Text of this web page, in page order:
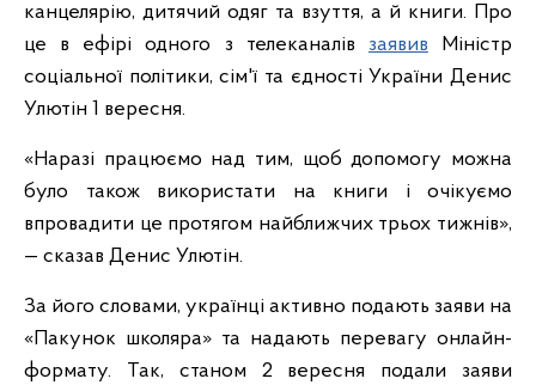
канцелярію, дитячий одяг та взуття, а й книги. Про
це в ефірі одного з телеканалів заявив Міністр
соціальної політики, сім'ї та єдності України Денис
Улютін 1 вересня.
«Наразі працюємо над тим, щоб допомогу можна
було також використати на книги і очікуємо
впровадити це протягом найближчих трьох тижнів»,
— сказав Денис Улютін.
За його словами, українці активно подають заяви на
«Пакунок школяра» та надають перевагу онлайн-
формату. Так, станом 2 вересня подали заяви